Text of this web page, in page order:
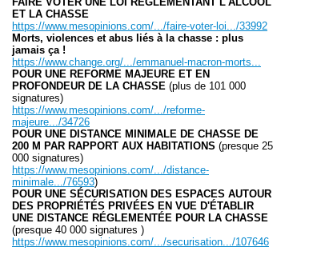
ET LA CHASSE
https://www.mesopinions.com/.../faire-voter-loi.../33992
Morts, violences et abus liés à la chasse : plus
jamais ça !
https://www.change.org/.../emmanuel-macron-morts...
POUR UNE REFORME MAJEURE ET EN
PROFONDEUR DE LA CHASSE (plus de 101 000
signatures)
https://www.mesopinions.com/.../reforme-
majeure.../34726
POUR UNE DISTANCE MINIMALE DE CHASSE DE
200 M PAR RAPPORT AUX HABITATIONS (presque 25
000 signatures)
https://www.mesopinions.com/.../distance-
minimale.../76593)
POUR UNE SÉCURISATION DES ESPACES AUTOUR
DES PROPRIÉTÉS PRIVÉES EN VUE D'ÉTABLIR
UNE DISTANCE RÉGLEMENTÉE POUR LA CHASSE
(presque 40 000 signatures )
https://www.mesopinions.com/.../securisation.../107646